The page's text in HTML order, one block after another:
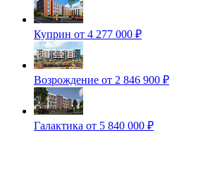
Куприн от 4 277 000 ₽
Возрождение от 2 846 900 ₽
Галактика от 5 840 000 ₽